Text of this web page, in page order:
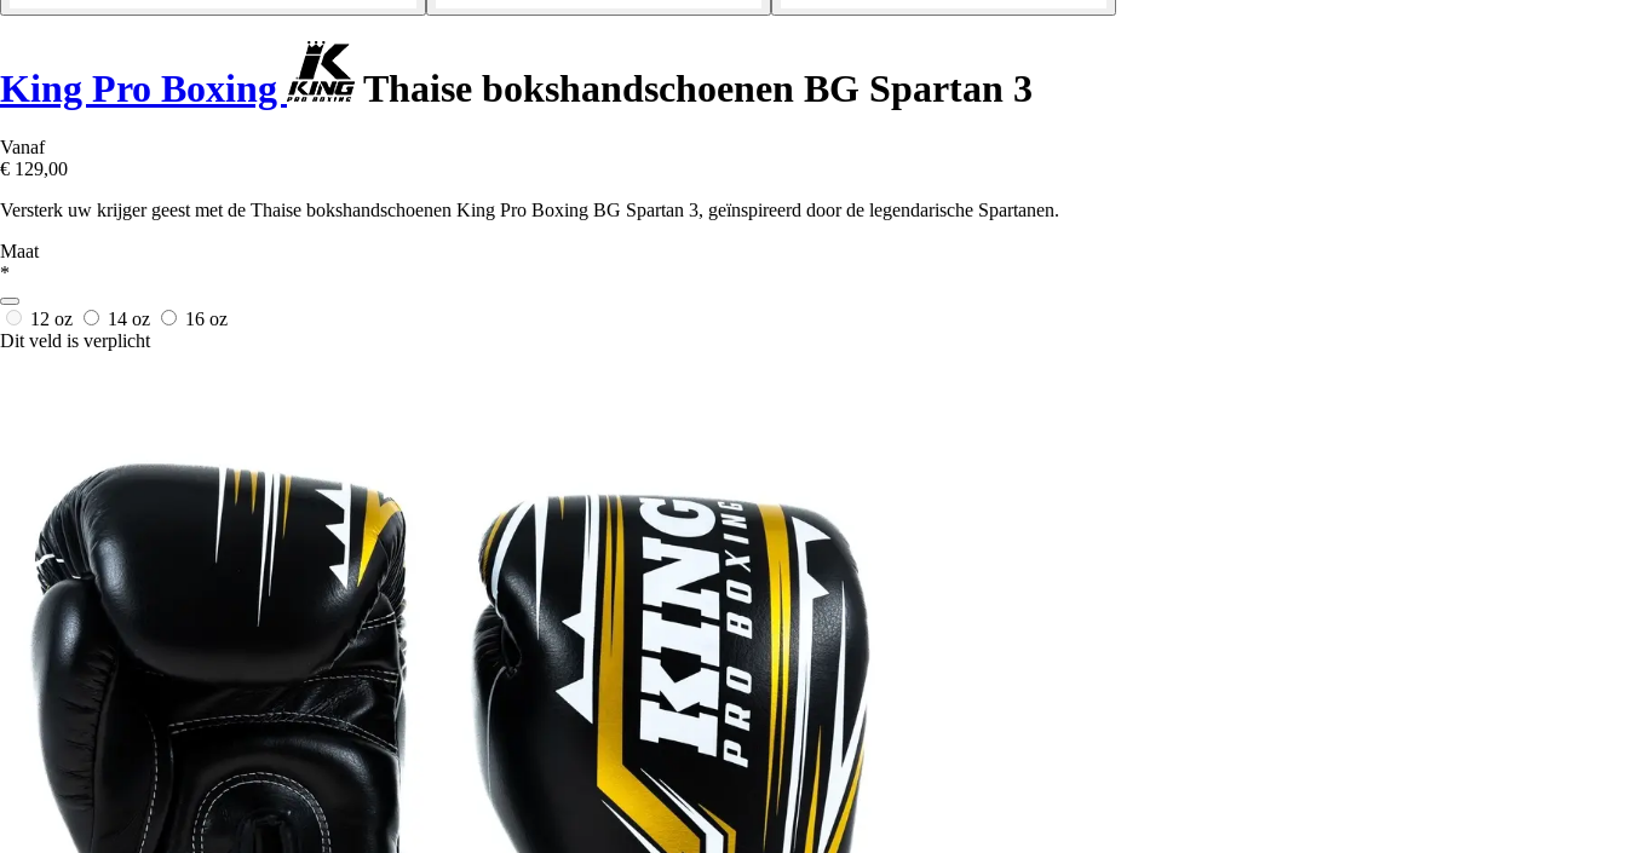
King Pro Boxing Thaise bokshandschoenen BG Spartan 3
Vanaf
€ 129,00
Versterk uw krijger geest met de Thaise bokshandschoenen King Pro Boxing BG Spartan 3, geïnspireerd door de legendarische Spartanen.
Maat
*
12 oz 14 oz
16 oz
Dit veld is verplicht